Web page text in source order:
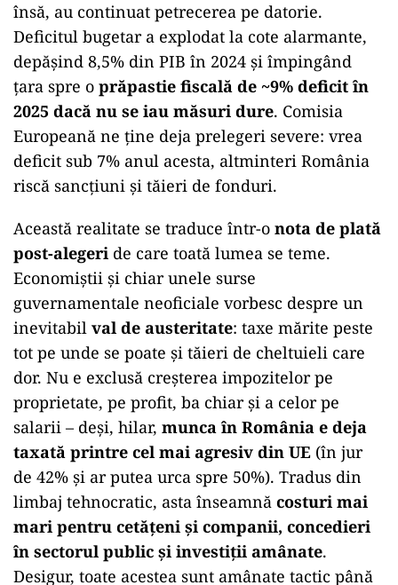
însă, au continuat petrecerea pe datorie.
Deficitul bugetar a explodat la cote alarmante,
depășind 8,5% din PIB în 2024 și împingând
țara spre o prăpastie fiscală de ~9% deficit în
2025 dacă nu se iau măsuri dure. Comisia
Europeană ne ține deja prelegeri severe: vrea
deficit sub 7% anul acesta, altminteri România
riscă sancțiuni și tăieri de fonduri.
Această realitate se traduce într-o nota de plată
post-alegeri de care toată lumea se teme.
Economiștii și chiar unele surse
guvernamentale neoficiale vorbesc despre un
inevitabil val de austeritate: taxe mărite peste
tot pe unde se poate și tăieri de cheltuieli care
dor. Nu e exclusă creșterea impozitelor pe
proprietate, pe profit, ba chiar și a celor pe
salarii – deși, hilar, munca în România e deja
taxată printre cel mai agresiv din UE (în jur
de 42% și ar putea urca spre 50%). Tradus din
limbaj tehnocratic, asta înseamnă costuri mai
mari pentru cetățeni și companii, concedieri
în sectorul public și investiții amânate.
Desigur, toate acestea sunt amânate tactic până